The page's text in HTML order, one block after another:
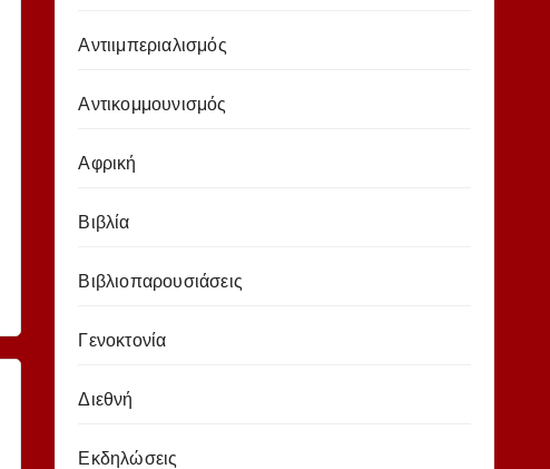
Αντιιμπεριαλισμός
Αντικομμουνισμός
Αφρική
Βιβλία
Βιβλιοπαρουσιάσεις
Γενοκτονία
Διεθνή
Εκδηλώσεις